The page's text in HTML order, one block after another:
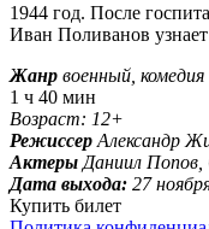
1944 год. После
Иван Поливанов
Жанр военный, комедия
1 ч 40 мин
Возраст: 12+
Режиссер Александр
Актеры Даниил
Дата выхода: 27
Купить билет